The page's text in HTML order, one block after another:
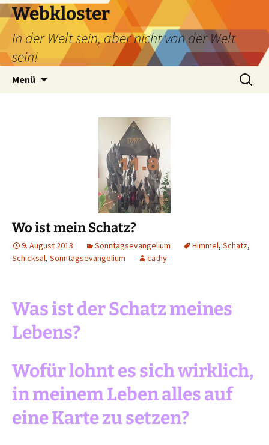
Webkloster
In der Welt sein, aber nicht von der Welt
sein!
Menü
Suchen
nach:
Wo ist mein Schatz?
9. August 2013 Sonntagsevangelium Himmel, Schatz,
Schicksal, Sonntagsevangelium cathy
Was ist der Schatz meines
Lebens?
Wofür lohnt es sich wirklich,
in meinem Leben alles auf
eine Karte zu setzen?